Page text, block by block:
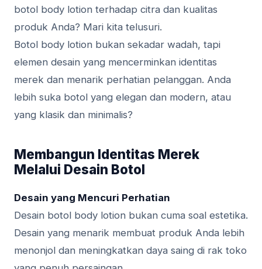
botol body lotion terhadap citra dan kualitas
produk Anda? Mari kita telusuri.
Botol body lotion bukan sekadar wadah, tapi
elemen desain yang mencerminkan identitas
merek dan menarik perhatian pelanggan. Anda
lebih suka botol yang elegan dan modern, atau
yang klasik dan minimalis?
Membangun Identitas Merek
Melalui Desain Botol
Desain yang Mencuri Perhatian
Desain botol body lotion bukan cuma soal estetika.
Desain yang menarik membuat produk Anda lebih
menonjol dan meningkatkan daya saing di rak toko